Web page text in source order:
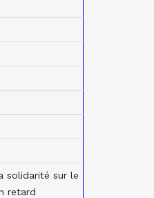
solidarité sur le
retard